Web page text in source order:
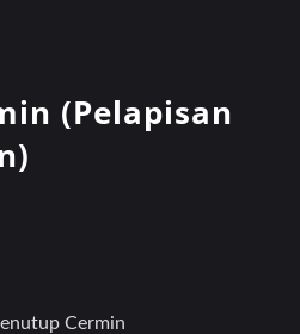
(Pelapisan
Cermin